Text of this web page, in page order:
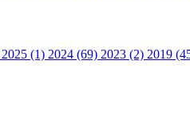
2025 (1) 2024 (69) 2023 (2) 2019